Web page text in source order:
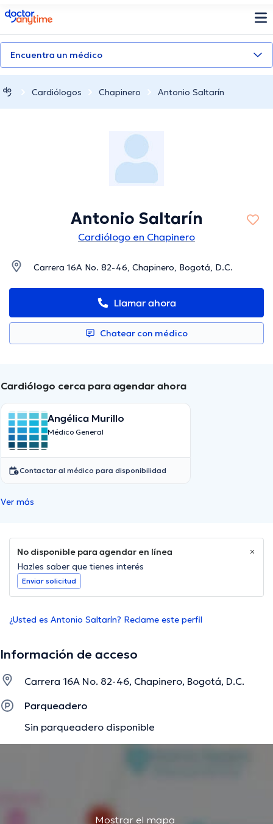
doctoranytime
Encuentra un médico
Cardiólogos Chapinero Antonio Saltarín
Antonio Saltarín
Cardiólogo en Chapinero
Carrera 16A No. 82-46, Chapinero, Bogotá, D.C.
Llamar ahora
Chatear con médico
Cardiólogo cerca para agendar ahora
Angélica Murillo
Médico General
Contactar al médico para disponibilidad
Ver más
No disponible para agendar en línea
Hazles saber que tienes interés
Enviar solicitud
¿Usted es Antonio Saltarín? Reclame este perfil
Información de acceso
Carrera 16A No. 82-46, Chapinero, Bogotá, D.C.
Parqueadero
Sin parqueadero disponible
Mostrar el mapa